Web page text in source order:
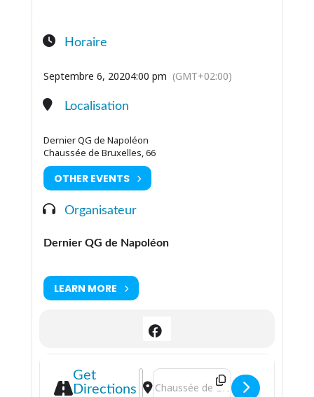
Horaire
Septembre 6, 20204:00 pm (GMT+02:00)
Localisation
Dernier QG de Napoléon
Chaussée de Bruxelles, 66
OTHER EVENTS
Organisateur
Dernier QG de Napoléon
LEARN MORE
Get
Directions
Address - Spectacle : L’homme
Destination Address - Spectacle :